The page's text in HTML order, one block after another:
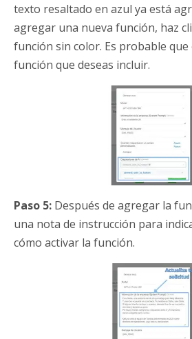
texto resaltado en azul ya está
agregar una nueva función, haz
función sin color. Es probable que
función que deseas incluir.
Paso 5: Después de agregar la
una nota de instrucción para
cómo activar la función.